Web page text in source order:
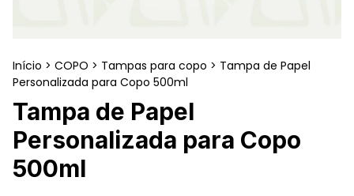
Início > COPO > Tampas para copo > Tampa de Papel
Personalizada para Copo 500ml
Tampa de Papel
Personalizada para Copo
500ml